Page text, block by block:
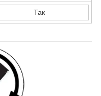
Так